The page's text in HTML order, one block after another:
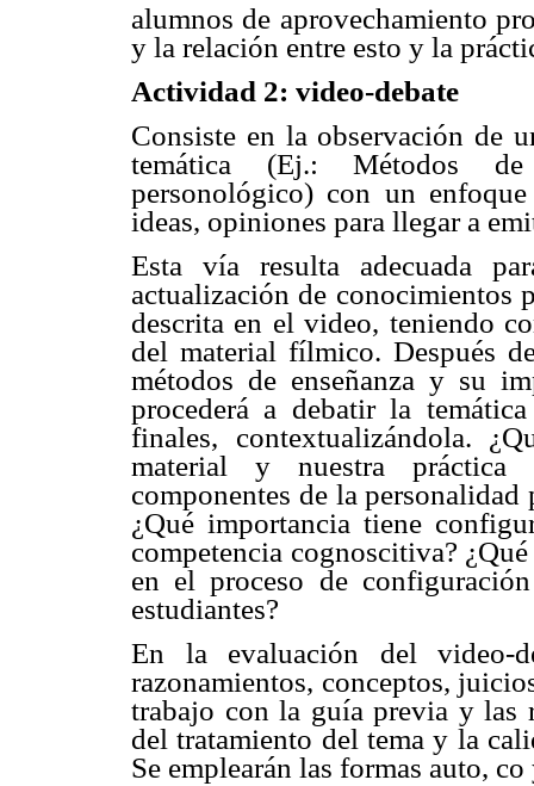
alumnos de aprovechamiento
y la relación entre esto y la
Actividad 2: video-debate
Consiste en la observación de
temática (Ej.: Métodos de
personológico) con un
ideas, opiniones para llegar a
Esta vía resulta adecuada
actualización de conocimientos
descrita en el video, teniendo
del material fílmico. Después
métodos de enseñanza y su
procederá a debatir la
finales, contextualizándola.
material y nuestra práctica
componentes de la personalidad
¿Qué importancia tiene
competencia cognoscitiva?
en el proceso de
estudiantes?
En la evaluación del video-
razonamientos, conceptos,
trabajo con la guía previa y las
del tratamiento del tema y la
Se emplearán las formas auto,